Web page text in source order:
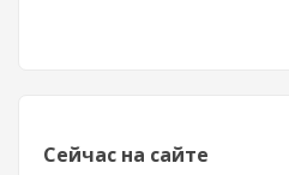
Сейчас на сайте